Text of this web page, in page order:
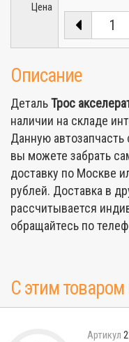
Цена
Описание
ДетальТрос
наличии на складе
Данную автозапчасть
вы можете забрать
доставку по Москве
рублей. Доставка в
рассчитывается
обращайтесь по
С этим